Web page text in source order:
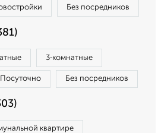
Без посредников
3‑комнатные
Посуточно Без посредников
квартире